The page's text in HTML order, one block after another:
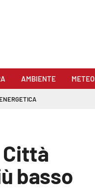
AMBIENTE METEO
Città
basso